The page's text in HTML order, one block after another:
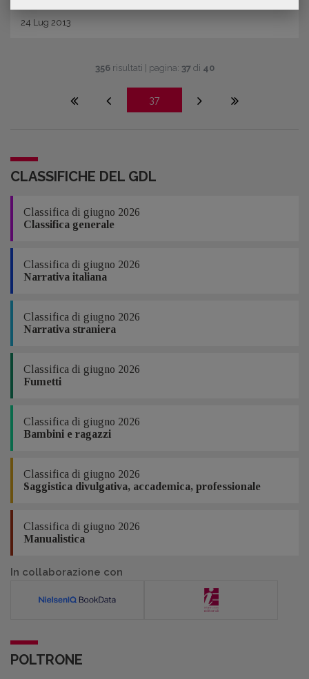
24 Lug 2013
356risultati | pagina: 37 di 40
37
CLASSIFICHE DEL GDL
Classifica di giugno 2026
Classifica generale
Classifica di giugno 2026
Narrativa italiana
Classifica di giugno 2026
Narrativa straniera
Classifica di giugno 2026
Fumetti
Classifica di giugno 2026
Bambini e ragazzi
Classifica di giugno 2026
Saggistica divulgativa, accademica, professionale
Classifica di giugno 2026
Manualistica
In collaborazione con
POLTRONE